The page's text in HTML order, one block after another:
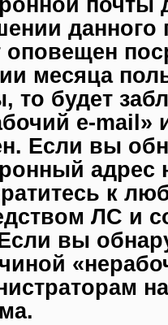
данного
оповещен
месяца
то будет
e-mail»
Если вы
адрес
к
ЛС и
вы